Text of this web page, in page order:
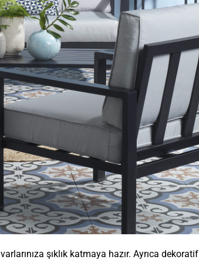
şıklık katmaya hazır. Ayrıca dekoratif